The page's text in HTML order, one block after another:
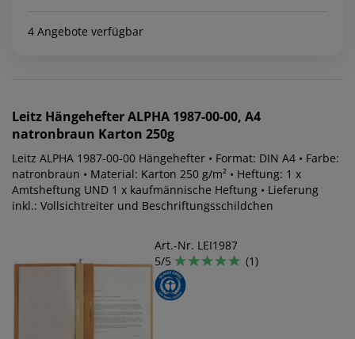
4 Angebote verfügbar
Leitz Hängehefter ALPHA 1987-00-00, A4
natronbraun Karton 250g
Leitz ALPHA 1987-00-00 Hängehefter • Format: DIN A4 • Farbe:
natronbraun • Material: Karton 250 g/m² • Heftung: 1 x
Amtsheftung UND 1 x kaufmännische Heftung • Lieferung
inkl.: Vollsichtreiter und Beschriftungsschildchen
Art.-Nr. LEI1987
5/5
(1)